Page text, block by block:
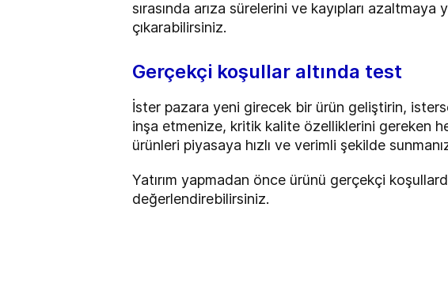
sırasında arıza sürelerini ve kayıpları
çıkarabilirsiniz.
Gerçekçi koşullar altında test
İster pazara yeni girecek bir ürün geliştirin,
inşa etmenize, kritik kalite özelliklerini gereken
ürünleri piyasaya hızlı ve verimli şekilde
Yatırım yapmadan önce ürünü gerçekçi
değerlendirebilirsiniz.